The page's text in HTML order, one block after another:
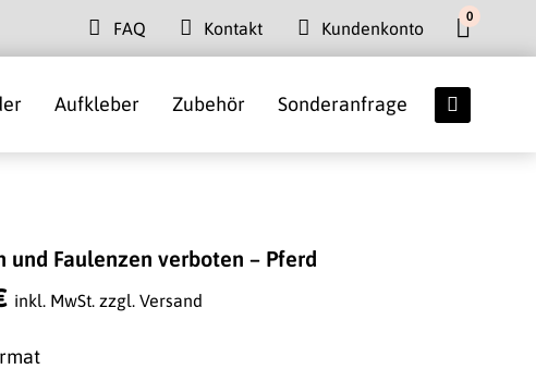
FAQ Kontakt Kundenkonto
0
Aufkleber Zubehör Sonderanfrage
und Faulenzen verboten – Pferd
inkl. MwSt. zzgl. Versand